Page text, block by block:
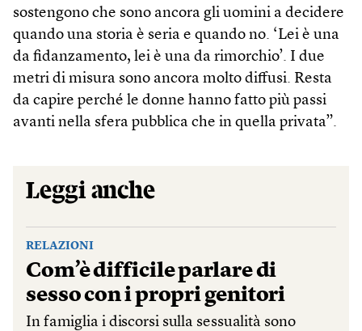
sostengono che sono ancora gli uomini a decidere
quando una storia è seria e quando no. ‘Lei è una
da fidanzamento, lei è una da rimorchio’. I due
metri di misura sono ancora molto diffusi. Resta
da capire perché le donne hanno fatto più passi
avanti nella sfera pubblica che in quella privata”.
Leggi anche
RELAZIONI
Com’è difficile parlare di
sesso con i propri genitori
In famiglia i discorsi sulla sessualità sono